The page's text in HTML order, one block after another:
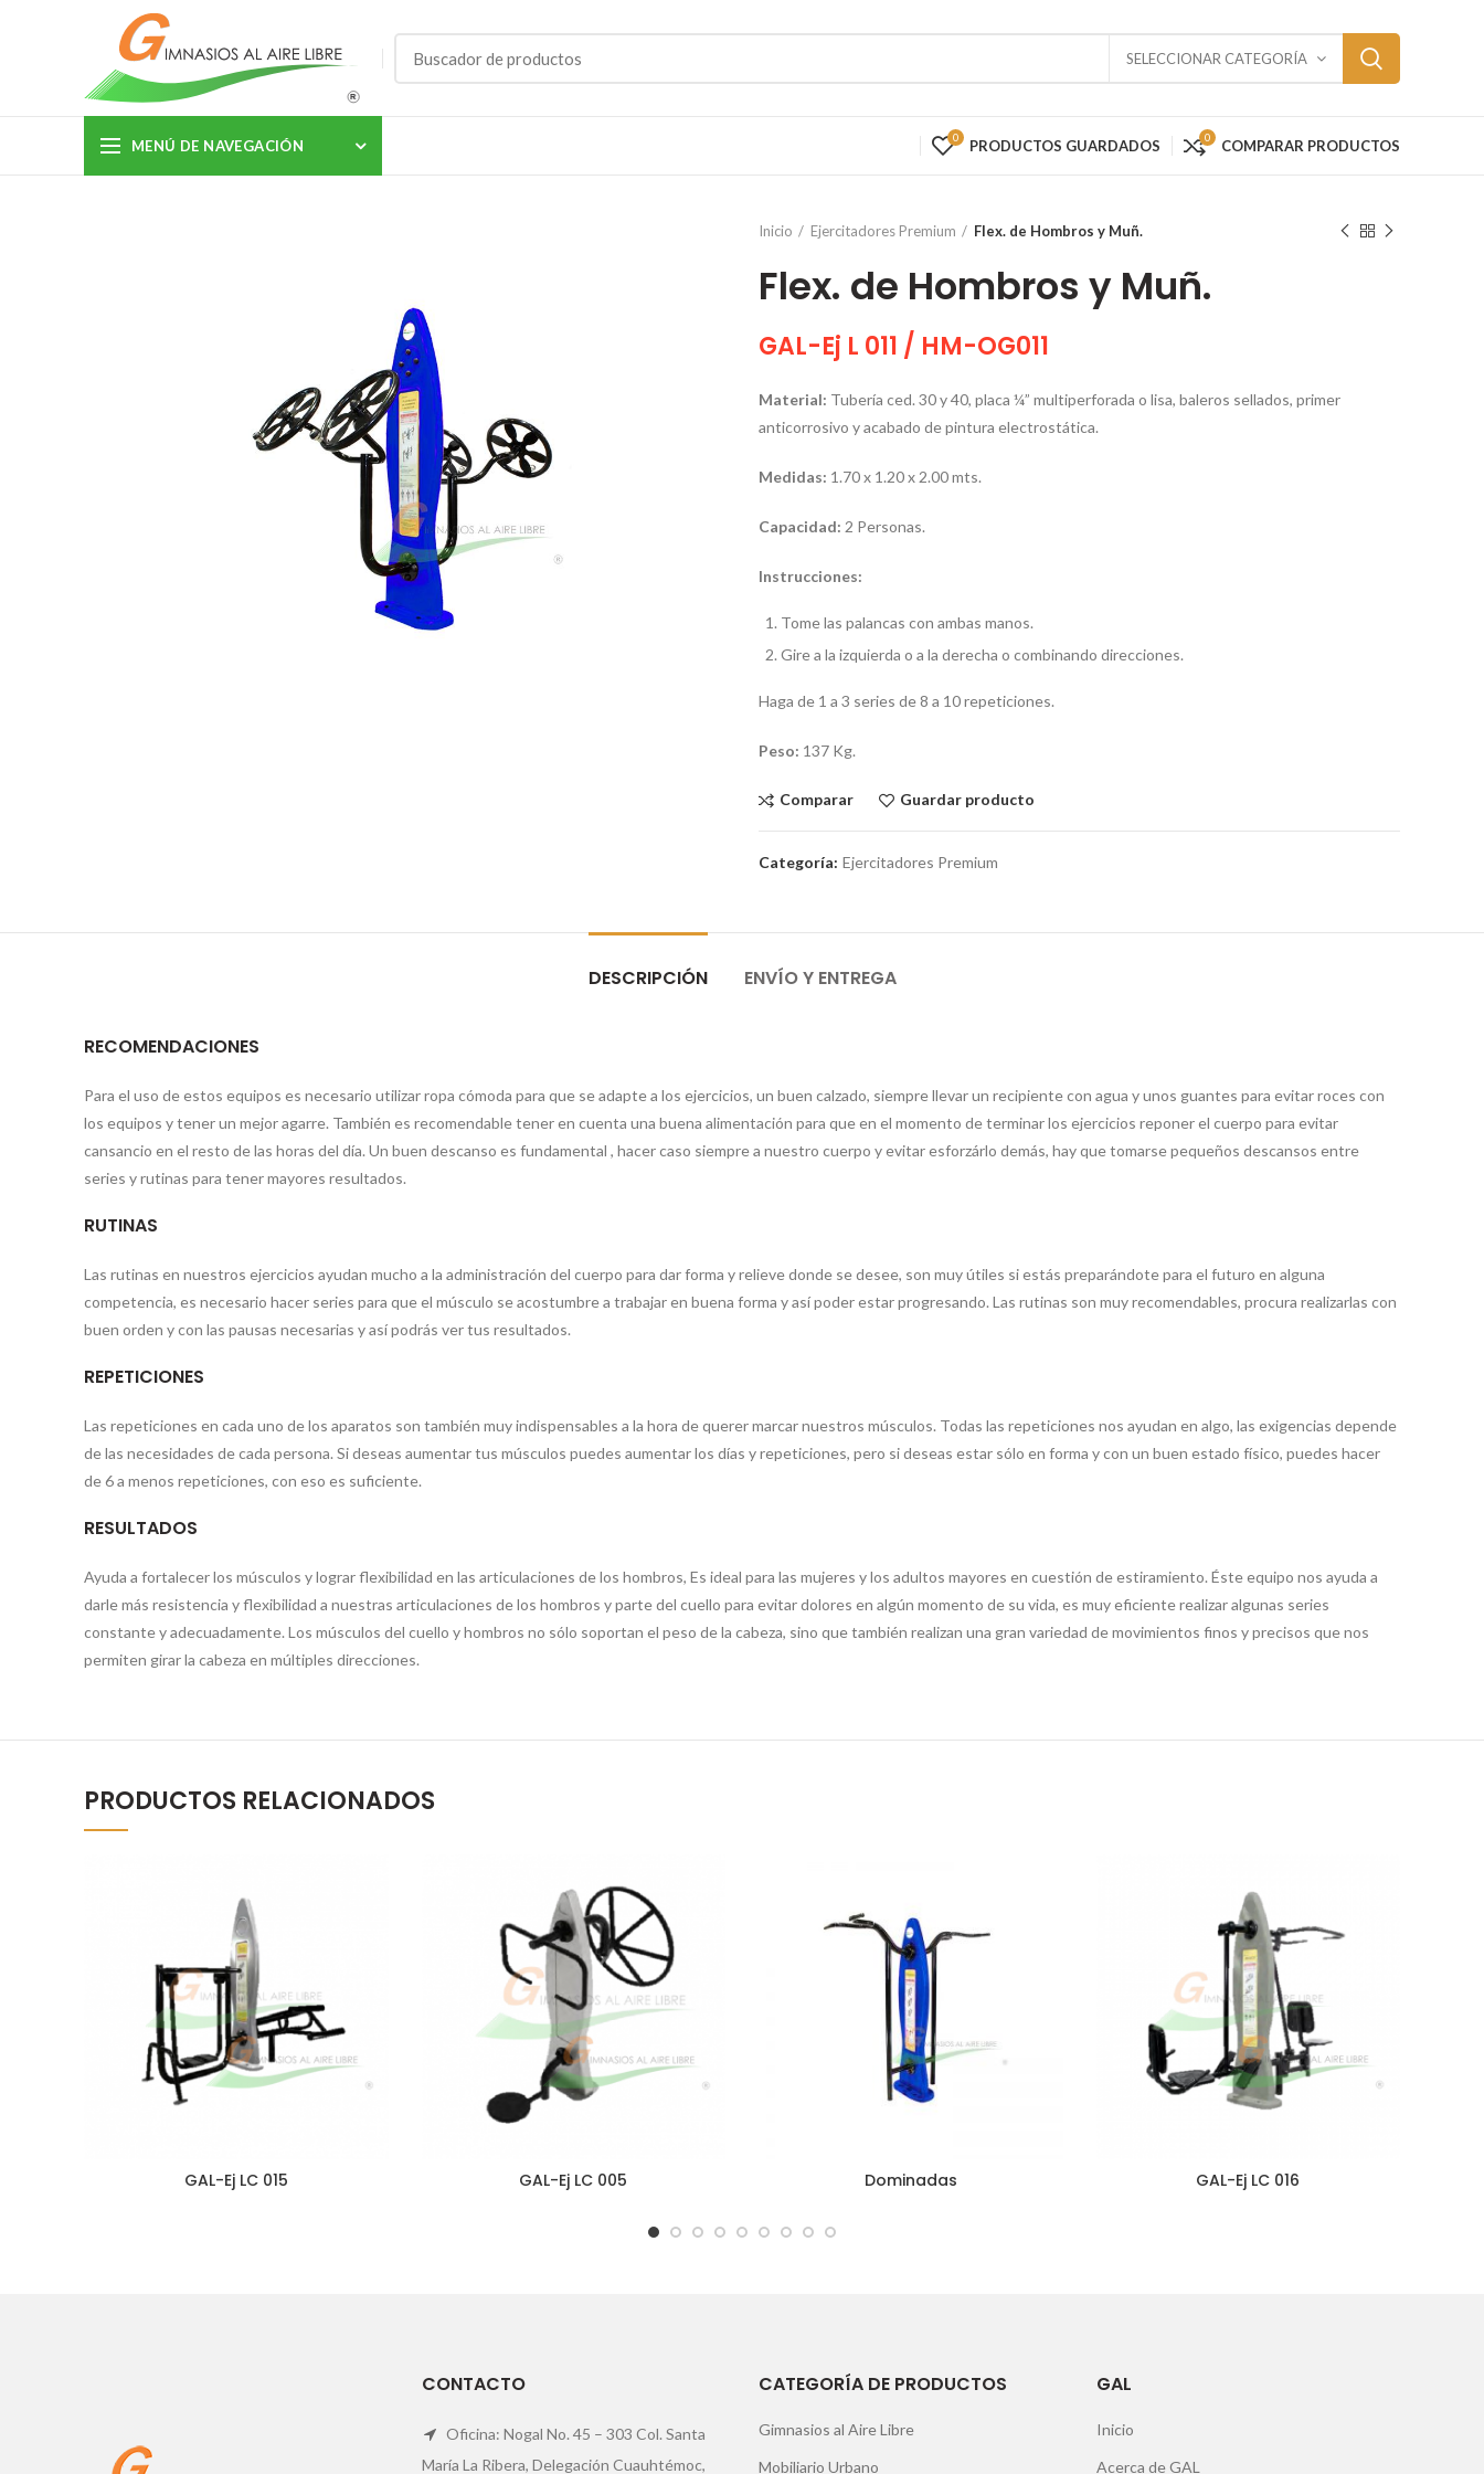
SELECCIONAR CATEGORÍA
MENÚ DE NAVEGACIÓN 0 PRODUCTOS GUARDADOS 0 COMPARAR PRODUCTOS
Inicio Ejercitadores Premium Flex. de Hombros y Muñ.
Flex. de Hombros y Muñ.
GAL-Ej L 011 / HM-OG011
Material: Tubería ced. 30 y 40, placa ¼” multiperforada o lisa, baleros sellados, primer
anticorrosivo y acabado de pintura electrostática.
Medidas: 1.70 x 1.20 x 2.00 mts.
Capacidad: 2 Personas.
Instrucciones:
Tome las palancas con ambas manos.
Gire a la izquierda o a la derecha o combinando direcciones.
Haga de 1 a 3 series de 8 a 10 repeticiones.
Peso: 137 Kg.
Comparar Guardar producto
Categoría: Ejercitadores Premium
DESCRIPCIÓN ENVÍO Y ENTREGA
RECOMENDACIONES
Para el uso de estos equipos es necesario utilizar ropa cómoda para que se adapte a los ejercicios, un buen calzado, siempre llevar un recipiente con agua y unos guantes para evitar roces con
los equipos y tener un mejor agarre. También es recomendable tener en cuenta una buena alimentación para que en el momento de terminar los ejercicios reponer el cuerpo para evitar
cansancio en el resto de las horas del día. Un buen descanso es fundamental , hacer caso siempre a nuestro cuerpo y evitar esforzárlo demás, hay que tomarse pequeños descansos entre
series y rutinas para tener mayores resultados.
RUTINAS
Las rutinas en nuestros ejercicios ayudan mucho a la administración del cuerpo para dar forma y relieve donde se desee, son muy útiles si estás preparándote para el futuro en alguna
competencia, es necesario hacer series para que el músculo se acostumbre a trabajar en buena forma y así poder estar progresando. Las rutinas son muy recomendables, procura realizarlas con
buen orden y con las pausas necesarias y así podrás ver tus resultados.
REPETICIONES
Las repeticiones en cada uno de los aparatos son también muy indispensables a la hora de querer marcar nuestros músculos. Todas las repeticiones nos ayudan en algo, las exigencias depende
de las necesidades de cada persona. Si deseas aumentar tus músculos puedes aumentar los días y repeticiones, pero si deseas estar sólo en forma y con un buen estado físico, puedes hacer
de 6 a menos repeticiones, con eso es suficiente.
RESULTADOS
Ayuda a fortalecer los músculos y lograr flexibilidad en las articulaciones de los hombros, Es ideal para las mujeres y los adultos mayores en cuestión de estiramiento. Éste equipo nos ayuda a
darle más resistencia y flexibilidad a nuestras articulaciones de los hombros y parte del cuello para evitar dolores en algún momento de su vida, es muy eficiente realizar algunas series
constante y adecuadamente. Los músculos del cuello y hombros no sólo soportan el peso de la cabeza, sino que también realizan una gran variedad de movimientos finos y precisos que nos
permiten girar la cabeza en múltiples direcciones.
PRODUCTOS RELACIONADOS
GAL-Ej LC 015 GAL-Ej LC 005 Dominadas GAL-Ej LC 016
CONTACTO
Oficina: Nogal No. 45 – 303 Col. Santa
María La Ribera, Delegación Cuauhtémoc,
CATEGORÍA DE PRODUCTOS
Gimnasios al Aire Libre
Mobiliario Urbano
GAL
Inicio
Acerca de GAL